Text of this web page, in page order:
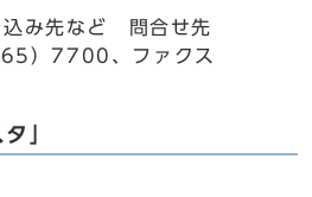
み先など 問合せ先
）7700、ファクス
」